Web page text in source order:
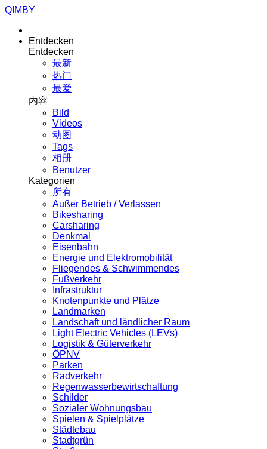
QIMBY
Entdecken
Entdecken
最新
热门
最爱
内容
Bild
Videos
动图
Tags
相册
Benutzer
Kategorien
所有
Außer Betrieb / Verlassen
Bikesharing
Carsharing
Denkmal
Eisenbahn
Energie und Elektromobilität
Fliegendes & Schwimmendes
Fußverkehr
Infrastruktur
Knotenpunkte und Plätze
Landmarken
Landschaft und ländlicher Raum
Light Electric Vehicles (LEVs)
Logistik & Güterverkehr
ÖPNV
Parken
Radverkehr
Regenwasserbewirtschaftung
Schilder
Sozialer Wohnungsbau
Spielen & Spielplätze
Städtebau
Stadtgrün